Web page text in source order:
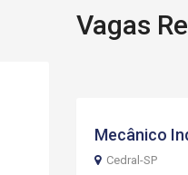
Vagas
Mecânico
Cedral-SP